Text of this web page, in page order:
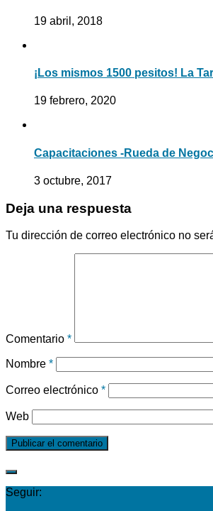
19 abril, 2018
¡Los mismos 1500 pesitos! La
19 febrero, 2020
Capacitaciones -Rueda de
3 octubre, 2017
Deja una respuesta
Tu dirección de correo electrónico no
Comentario *
Nombre *
Correo electrónico *
Web
Seguir: